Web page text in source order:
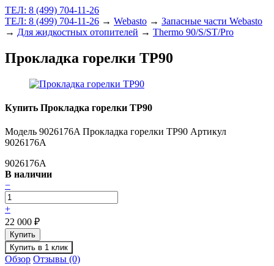
ТЕЛ: 8 (499) 704-11-26
ТЕЛ: 8 (499) 704-11-26 → Webasto → Запасные части Webasto
→ Для жидкостных отопителей → Thermo 90/S/ST/Pro
Прокладка горелки TP90
Купить Прокладка горелки TP90
Модель 9026176A Прокладка горелки TP90 Артикул
9026176A
9026176A
В наличии
−
+
22 000 ₽
Обзор Отзывы (0)